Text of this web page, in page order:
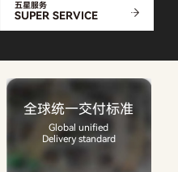
五星服务
SUPER SERVICE
全球统一交付标准
Global unified
Delivery standard